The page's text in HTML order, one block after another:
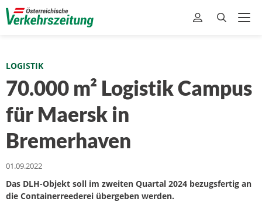
LOGISTIK
70.000 m² Logistik Campus
für Maersk in
Bremerhaven
01.09.2022
Das DLH-Objekt soll im zweiten Quartal 2024 bezugsfertig an
die Containerreederei übergeben werden.